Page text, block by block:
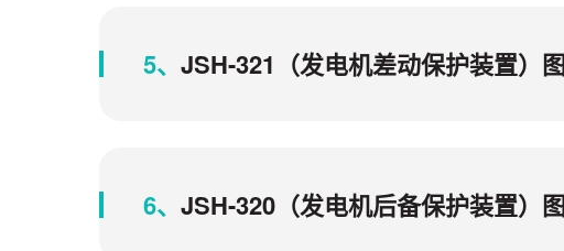
5、 JSH-321（发电机差动保护装置）
6、 JSH-320（发电机后备保护装置）